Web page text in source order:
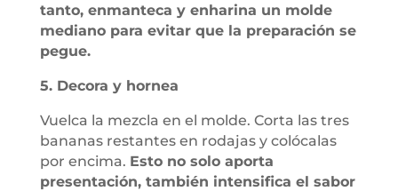
tanto, enmanteca y enharina un molde
mediano para evitar que la preparación se
pegue.
5. Decora y hornea
Vuelca la mezcla en el molde. Corta las tres
bananas restantes en rodajas y colócalas
por encima. Esto no solo aporta
presentación, también intensifica el sabor